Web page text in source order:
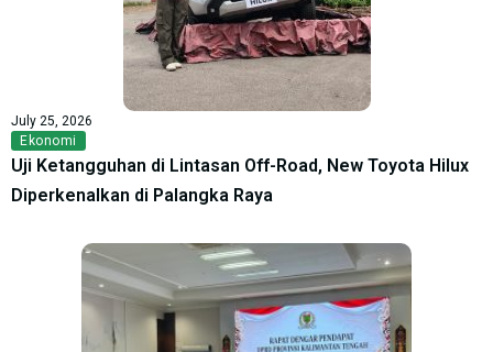
July 25, 2026
Ekonomi
Uji Ketangguhan di Lintasan Off-Road, New Toyota Hilux
Diperkenalkan di Palangka Raya